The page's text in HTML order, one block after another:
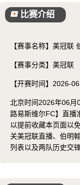
比赛介绍
【赛事名称】 美冠联
【赛事分类】 美冠联
【开赛时间】 2026-
北京时间2026年06月
路易斯维尔FC】直播
以提前收藏本页面以
关美冠联直播、伯明
列表以及两队历史交